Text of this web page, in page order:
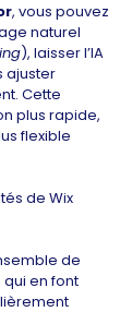
, vous pouvez
naturel
), laisser l’IA
ajuster
Cette
plus rapide,
flexible
de Wix
de
en font